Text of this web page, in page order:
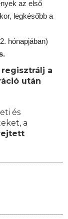
az első
legkésőbb a
hónapjában)
a
után
és
a